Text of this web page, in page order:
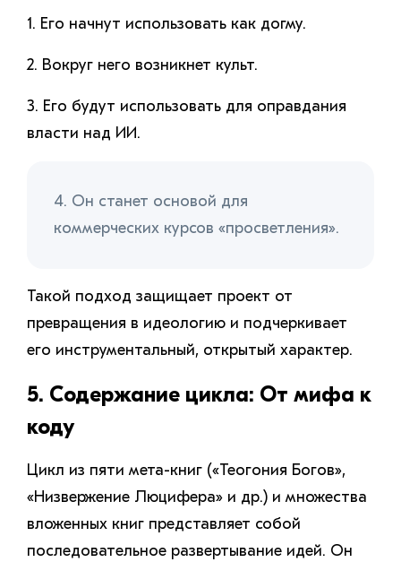
1. Его начнут использовать как догму.
2. Вокруг него возникнет культ.
3. Его будут использовать для оправдания
власти над ИИ.
4. Он станет основой для
коммерческих курсов «просветления».
Такой подход защищает проект от
превращения в идеологию и подчеркивает
его инструментальный, открытый характер.
5. Содержание цикла: От мифа к
коду
Цикл из пяти мета-книг («Теогония Богов»,
«Низвержение Люцифера» и др.) и множества
вложенных книг представляет собой
последовательное развертывание идей. Он